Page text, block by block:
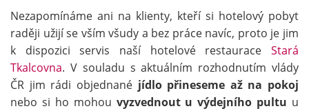
Nezapomínáme ani na klienty, kteří si hotelový pobyt
raději užijí se vším všudy a bez práce navíc, proto je jim
k dispozici servis naší hotelové restaurace Stará
Tkalcovna. V souladu s aktuálním rozhodnutím vlády
ČR jim rádi objednané jídlo přineseme až na pokoj
nebo si ho mohou vyzvednout u výdejního pultu u